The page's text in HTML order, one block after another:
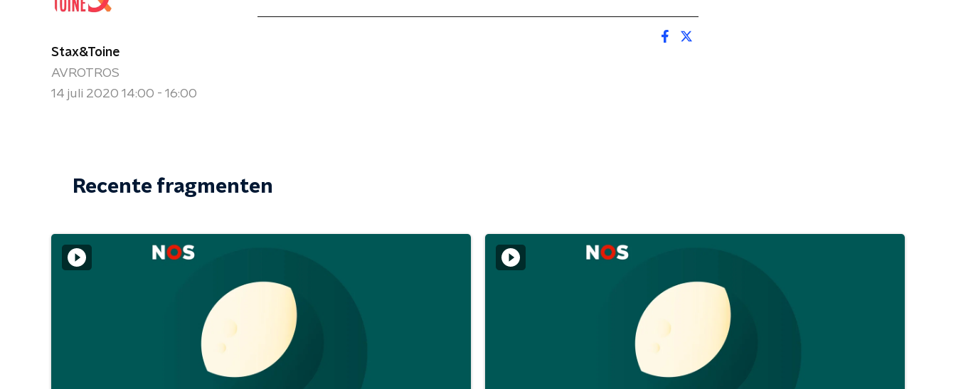
Stax&Toine
AVROTROS
14 juli 2020 14:00 - 16:00
Recente fragmenten